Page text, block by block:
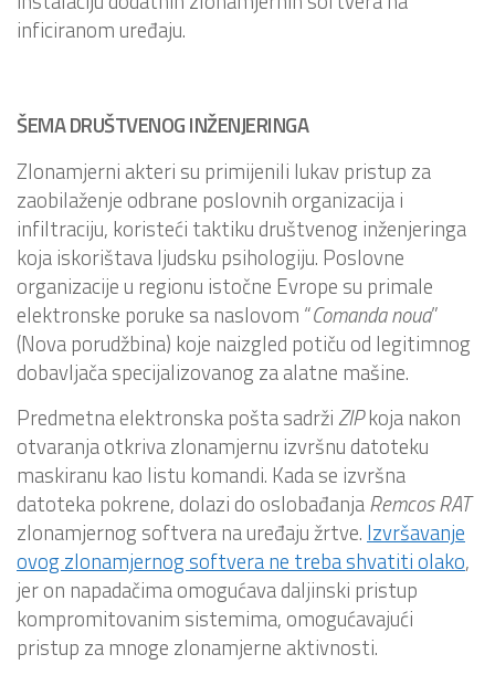
inficiranom uređaju.
ŠEMA DRUŠTVENOG INŽENJERINGA
Zlonamjerni akteri su primijenili lukav pristup za
zaobilaženje odbrane poslovnih organizacija i
infiltraciju, koristeći taktiku društvenog inženjeringa
koja iskorištava ljudsku psihologiju. Poslovne
organizacije u regionu istočne Evrope su primale
elektronske poruke sa naslovom “Comanda noua”
(Nova porudžbina) koje naizgled potiču od legitimnog
dobavljača specijalizovanog za alatne mašine.
Predmetna elektronska pošta sadržiZIPkoja nakon
otvaranja otkriva zlonamjernu izvršnu datoteku
maskiranu kao listu komandi. Kada se izvršna
datoteka pokrene, dolazi do oslobađanjaRemcosRAT
zlonamjernog softvera na uređaju žrtve. Izvršavanje
ovog zlonamjernog softvera ne treba shvatiti olako,
jer on napadačima omogućava daljinski pristup
kompromitovanim sistemima, omogućavajući
pristup za mnoge zlonamjerne aktivnosti.